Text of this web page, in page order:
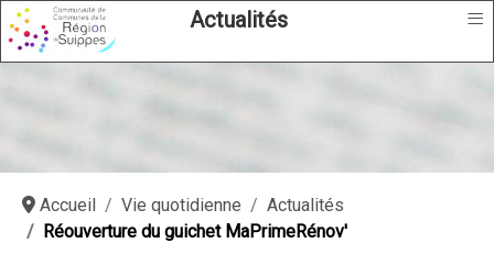
Actualités ≡
Accueil Vie quotidienne
Actualités
Réouverture du guichet MaPrimeRénov'